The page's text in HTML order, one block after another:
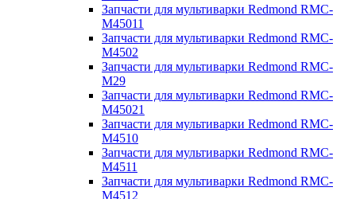
Запчасти для мультиварки Redmond RMC-
M45011
Запчасти для мультиварки Redmond RMC-
M4502
Запчасти для мультиварки Redmond RMC-
M29
Запчасти для мультиварки Redmond RMC-
M45021
Запчасти для мультиварки Redmond RMC-
M4510
Запчасти для мультиварки Redmond RMC-
M4511
Запчасти для мультиварки Redmond RMC-
M4512